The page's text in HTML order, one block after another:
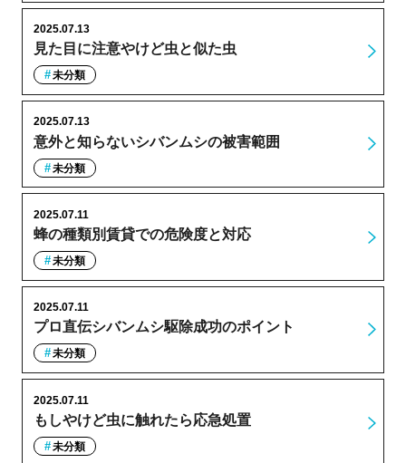
見た目に注意やけど虫と似た虫
2025.07.13
未分類
意外と知らないシバンムシの被害範囲
2025.07.13
未分類
蜂の種類別賃貸での危険度と対応
2025.07.11
未分類
プロ直伝シバンムシ駆除成功のポイント
2025.07.11
未分類
もしやけど虫に触れたら応急処置
2025.07.11
未分類